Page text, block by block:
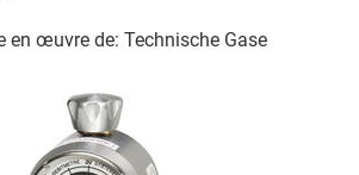
en œuvre de: Technische Gase